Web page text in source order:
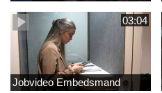
03:04
Jobvideo Embedsmand